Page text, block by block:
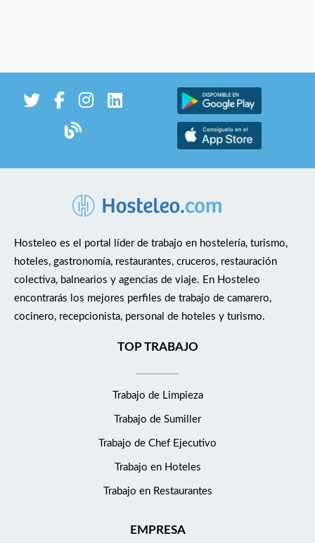
Hosteleo es el portal líder de trabajo en hostelería, turismo,
hoteles, gastronomía, restaurantes, cruceros, restauración
colectiva, balnearios y agencias de viaje. En Hosteleo
encontrarás los mejores perfiles de trabajo de camarero,
cocinero, recepcionista, personal de hoteles y turismo.
TOP TRABAJO
Trabajo de Limpieza
Trabajo de Sumiller
Trabajo de Chef Ejecutivo
Trabajo en Hoteles
Trabajo en Restaurantes
EMPRESA